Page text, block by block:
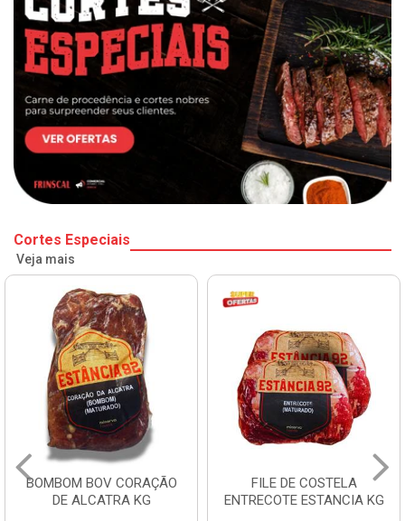
Cortes Especiais
Veja mais
BOMBOM BOV CORAÇÃO
DE ALCATRA KG
FILE DE COSTELA
ENTRECOTE ESTANCIA KG